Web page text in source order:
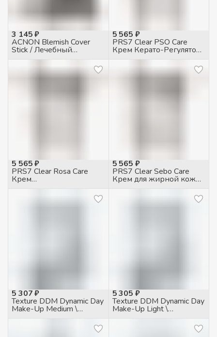
3 145 ₽
ACNON Blemish Cover
Stick / Лечебный
карандаш для жирной и
проблемной кожи, 5гр
5 565 ₽
PRS7 Clear PSO Care
Крем Керато-Регулятор
при псориазе, 50мл
5 565 ₽
PRS7 Clear Rosa Care
Крем
5 565 ₽
PRS7 Clear Sebo Care
Крем для жирной кожи
5 307 ₽
Texture DDM Dynamic Day
Make-Up Medium \
Динамический дневной
тональный крем 30 SPF
5 305 ₽
Texture DDM Dynamic Day
Make-Up Light \
Динамический дневной
тональный крем 30 SPF